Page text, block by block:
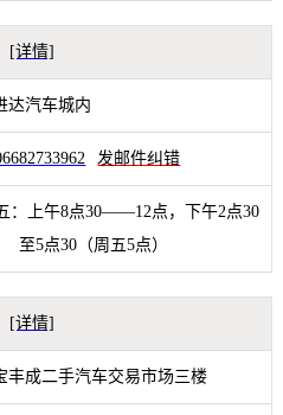
[详情]
达汽车城内
发邮件纠错
：上午8点30——12点，下午2点30
至5点30（周五5点）
[详情]
丰成二手汽车交易市场三楼